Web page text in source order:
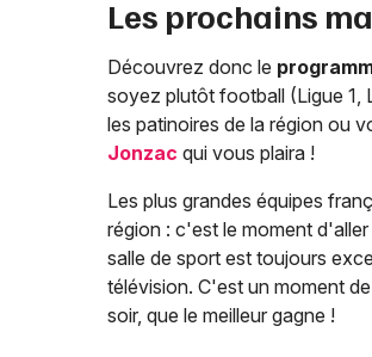
Les prochains
Découvrez donc le
soyez plutôt football (Ligue 1,
les patinoires de la région ou
Jonzac qui vous plaira !
Les plus grandes équipes
région : c'est le moment
salle de sport est toujours
télévision. C'est un moment
soir, que le meilleur gagne !